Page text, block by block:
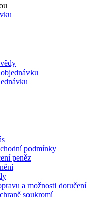
podmínky
peněz
a možnosti doručení
soukromí